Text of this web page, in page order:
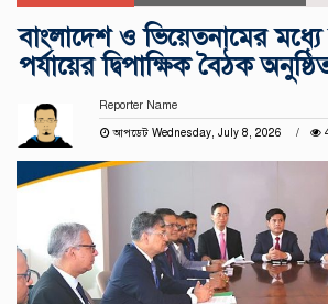
বাংলাদেশ ও ভিয়েতনামের মধ্যে
পর্যায়ের দ্বিপাক্ষিক বৈঠক
Reporter Name
আপডেট Wednesday, July 8, 2026